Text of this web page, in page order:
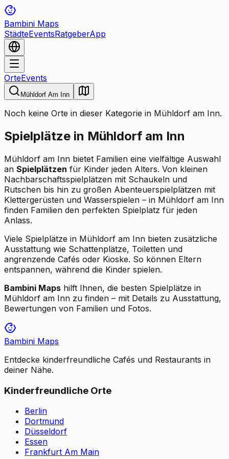
Bambini Maps
StädteEventsRatgeberApp
OrteEvents
Mühldorf Am Inn
Noch keine Orte in dieser Kategorie in Mühldorf am Inn.
Spielplätze in Mühldorf am Inn
Mühldorf am Inn bietet Familien eine vielfältige Auswahl
an Spielplätzen für Kinder jeden Alters. Von kleinen
Nachbarschaftsspielplätzen mit Schaukeln und
Rutschen bis hin zu großen Abenteuerspielplätzen mit
Klettergerüsten und Wasserspielen – in Mühldorf am Inn
finden Familien den perfekten Spielplatz für jeden
Anlass.
Viele Spielplätze in Mühldorf am Inn bieten zusätzliche
Ausstattung wie Schattenplätze, Toiletten und
angrenzende Cafés oder Kioske. So können Eltern
entspannen, während die Kinder spielen.
Bambini Maps hilft Ihnen, die besten Spielplätze in
Mühldorf am Inn zu finden – mit Details zu Ausstattung,
Bewertungen von Familien und Fotos.
Bambini Maps
Entdecke kinderfreundliche Cafés und Restaurants in
deiner Nähe.
Kinderfreundliche Orte
Berlin
Dortmund
Düsseldorf
Essen
Frankfurt Am Main